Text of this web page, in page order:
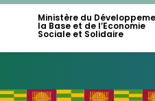
Ministère du
la Base et de l’Economie
Sociale et Solidaire